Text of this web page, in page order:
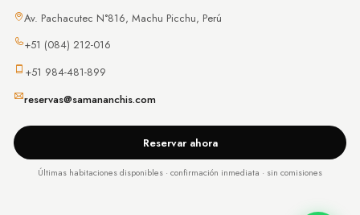
Av. Pachacutec N°816, Machu Picchu, Perú
+51 (084) 212-016
+51 984-481-899
reservas@samananchis.com
Reservar ahora
Últimas habitaciones disponibles · confirmación inmediata · sin comisiones